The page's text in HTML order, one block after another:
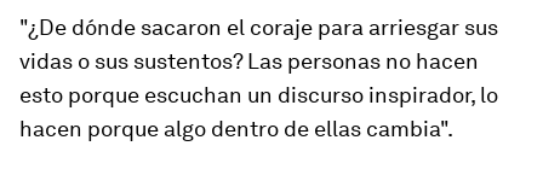
"¿De dónde sacaron el coraje para arriesgar sus
vidas o sus sustentos? Las personas no hacen
esto porque escuchan un discurso inspirador, lo
hacen porque algo dentro de ellas cambia".